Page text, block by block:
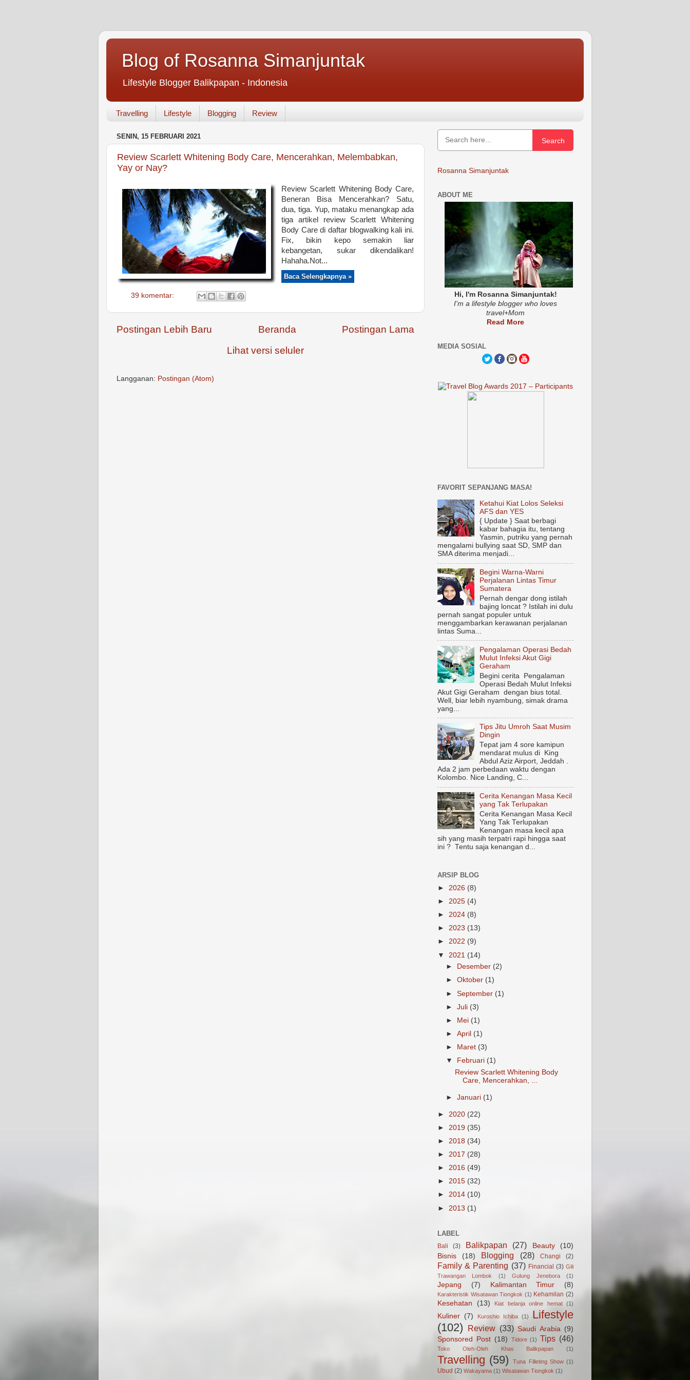
Blog of Rosanna Simanjuntak
Lifestyle Blogger Balikpapan - Indonesia
Travelling Lifestyle Blogging Review
SENIN, 15 FEBRUARI 2021
Review Scarlett Whitening Body Care, Mencerahkan, Melembabkan,
Yay or Nay?
Review Scarlett Whitening Body Care,
Beneran Bisa Mencerahkan? Satu,
dua, tiga. Yup, mataku menangkap ada
tiga artikel review Scarlett Whitening
Body Care di daftar blogwalking kali ini.
Fix, bikin kepo semakin liar
kebangetan, sukar dikendalikan!
Hahaha.Not...
Baca Selengkapnya »
39 komentar:
Postingan Lebih Baru Postingan Lama
Beranda
Lihat versi seluler
Langganan: Postingan (Atom)
Search
Rosanna Simanjuntak
ABOUT ME
Hi, I'm Rosanna Simanjuntak!
I'm a lifestyle blogger who loves
travel+Mom
Read More
MEDIA SOSIAL
FAVORIT SEPANJANG MASA!
Ketahui Kiat Lolos Seleksi
AFS dan YES
{ Update } Saat berbagi
kabar bahagia itu, tentang
Yasmin, putriku yang pernah
mengalami bullying saat SD, SMP dan
SMA diterima menjadi...
Begini Warna-Warni
Perjalanan Lintas Timur
Sumatera
Pernah dengar dong istilah
bajing loncat ? Istilah ini dulu
pernah sangat populer untuk
menggambarkan kerawanan perjalanan
lintas Suma...
Pengalaman Operasi Bedah
Mulut Infeksi Akut Gigi
Geraham
Begini cerita Pengalaman
Operasi Bedah Mulut Infeksi
Akut Gigi Geraham dengan bius total.
Well, biar lebih nyambung, simak drama
yang...
Tips Jitu Umroh Saat Musim
Dingin
Tepat jam 4 sore kamipun
mendarat mulus di King
Abdul Aziz Airport, Jeddah .
Ada 2 jam perbedaan waktu dengan
Kolombo. Nice Landing, C...
Cerita Kenangan Masa Kecil
yang Tak Terlupakan
Cerita Kenangan Masa Kecil
Yang Tak Terlupakan
Kenangan masa kecil apa
sih yang masih terpatri rapi hingga saat
ini ? Tentu saja kenangan d...
ARSIP BLOG
► 2026 (8)
► 2025 (4)
► 2024 (8)
► 2023 (13)
► 2022 (9)
▼ 2021 (14)
►
Desember (2)
►Oktober (1)
►September (1)
►Juli (3)
►
Mei (1)
►April (1)
►
Maret (3)
▼
Februari (1)
Review Scarlett Whitening Body
Care, Mencerahkan, ...
►Januari (1)
► 2020 (22)
► 2019 (35)
► 2018 (34)
► 2017 (28)
► 2016 (49)
► 2015 (32)
► 2014 (10)
► 2013 (1)
LABEL
Bali (3) Balikpapan (27) Beauty
(10)
Bisnis
(18) Blogging (28) Changi (2)
Family & Parenting (37) Financial (3) Gili
Trawangan Lombok
(1) Gulung Jenebora (1)
Jepang (7) Kalimantan Timur (8)
Karakteristik Wisatawan Tiongkok (1) Kehamilan (2)
Kesehatan (13) Kiat belanja online hemat (1)
Kuliner (7) Kuroshio Ichiba (1)
Lifestyle
(102)
Review (33) Saudi Arabia (9)
Sponsored Post (18) Tidore (1) Tips (46)
Toko Oleh-Oleh Khas Balikpapan (1)
Travelling (59) Tuna Filleting Show (1)
Ubud (2) Wakayama (1) Wisatawan Tiongkok (1)